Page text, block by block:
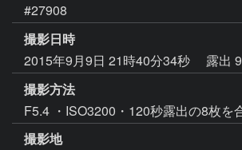
#27908
撮影日時
2015年9月9日 21時40分34秒
露出
撮影方法
F5.4 ・ISO3200・120秒露出の8枚を
撮影地